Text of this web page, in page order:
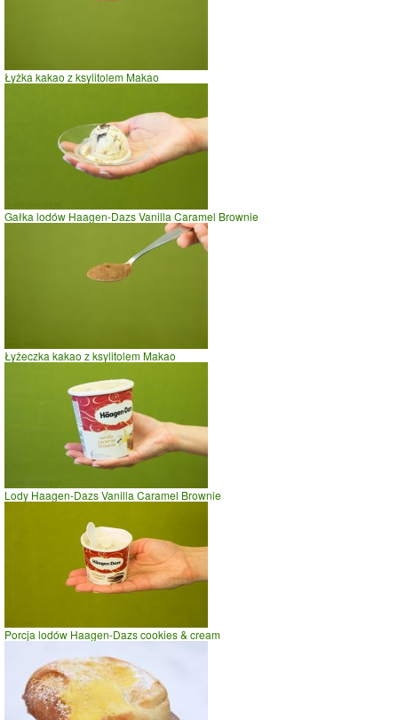
Łyżka kakao z ksylitolem Makao
Gałka lodów Haagen-Dazs Vanilla Caramel Brownie
Łyżeczka kakao z ksylitolem Makao
Lody Haagen-Dazs Vanilla Caramel Brownie
Porcja lodów Haagen-Dazs cookies & cream